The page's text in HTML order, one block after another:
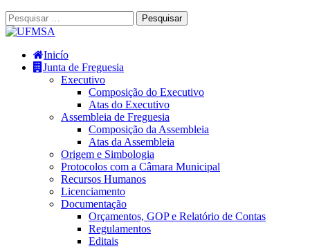
Inicío
Junta de Freguesia
Executivo
Composição do Executivo
Atas do Executivo
Assembleia de Freguesia
Composição da Assembleia
Atas da Assembleia
Origem e Simbologia
Protocolos com a Câmara Municipal
Recursos Humanos
Licenciamento
Documentação
Orçamentos, GOP e Relatório de Contas
Regulamentos
Editais